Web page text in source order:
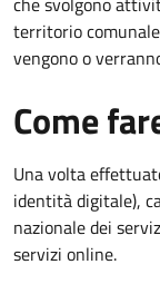
territorio
vengono o
Come
Una volta
identità digitale),
nazionale dei
servizi online.